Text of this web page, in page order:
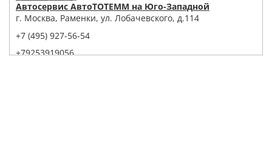
Автосервис АвтоТОТЕММ на Юго-Западной
г. Москва, Раменки, ул. Лобачевского, д.114
+7 (495) 927-56-54
+79253919056